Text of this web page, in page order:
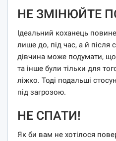
НЕ ЗМІНЮЙТЕ
Ідеальний коханець
лише до, під час, а й після
дівчина може подумати,
та інше були тільки для
ліжко. Тоді подальші
під загрозою.
НЕ СПАТИ!
Як би вам не хотілося